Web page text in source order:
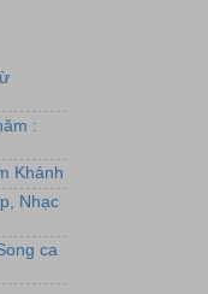
:
Khánh
Nhạc
ca